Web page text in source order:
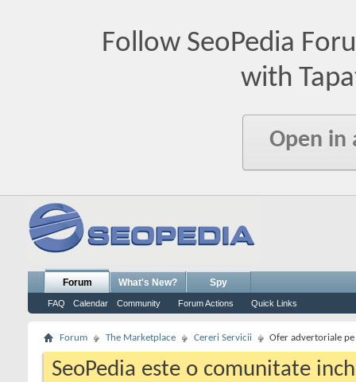
Follow SeoPedia
with
Open in
Forum
FAQ Calendar Community Forum Actions Quick Links
What's New? Spy
Forum The Marketplace Cereri Servicii Ofer advertoriale
SeoPedia este o comunitate